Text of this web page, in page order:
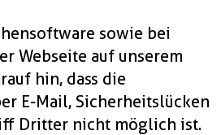
sowie bei
Webseite auf unserem
hin, dass die
E-Mail, Sicherheitslücken
Dritter nicht möglich ist.